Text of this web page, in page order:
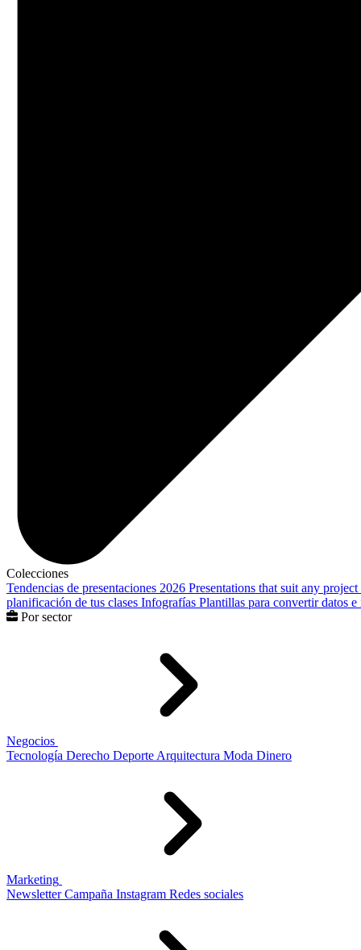
Colecciones
Tendencias de presentaciones 2026 Presentations that suit any project
planificación de tus clases Infografías Plantillas para convertir datos
Por sector
Negocios
Tecnología Derecho Deporte Arquitectura Moda Dinero
Marketing
Newsletter Campaña Instagram Redes sociales